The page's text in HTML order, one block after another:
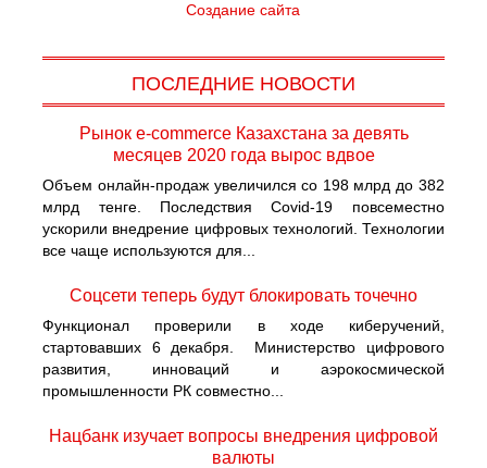
Создание сайта
ПОСЛЕДНИЕ НОВОСТИ
Рынок e-commerce Казахстана за девять
месяцев 2020 года вырос вдвое
Объем онлайн-продаж увеличился со 198 млрд до 382
млрд тенге. Последствия Covid-19 повсеместно
ускорили внедрение цифровых технологий. Технологии
все чаще используются для...
Cоцсети теперь будут блокировать точечно
Функционал проверили в ходе киберучений,
стартовавших 6 декабря. Министерство цифрового
развития, инноваций и аэрокосмической
промышленности РК совместно...
Нацбанк изучает вопросы внедрения цифровой
валюты